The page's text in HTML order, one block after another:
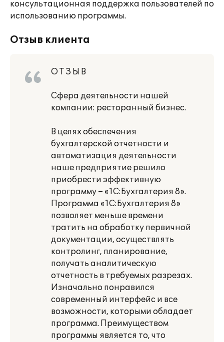
консультационная поддержка пользователей по
использованию программы.
Отзыв клиента
О Т З Ы В
Сфера деятельности нашей
компании: ресторанный бизнес.
В целях обеспечения
бухгалтерской отчетности и
автоматизация деятельности
наше предприятие решило
приобрести эффективную
программу – «1С:Бухгалтерия 8».
Программа «1С:Бухгалтерия 8»
позволяет меньше времени
тратить на обработку первичной
документации, осуществлять
контролинг, планирование,
получать аналитическую
отчетность в требуемых разрезах.
Изначально понравился
современный интерфейс и все
возможности, которыми обладает
программа. Преимуществом
программы является то, что